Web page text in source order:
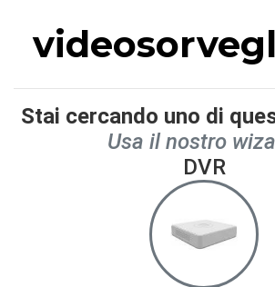
Stai cercando uno di
Usa il nostro
DVR